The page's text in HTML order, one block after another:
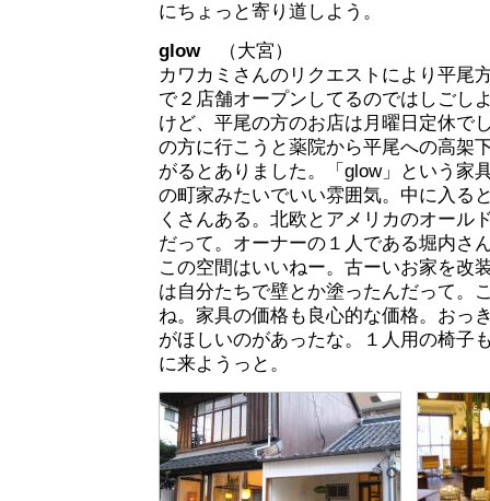
にちょっと寄り道しよう。
glow（大宮）
カワカミさんのリクエストにより平尾
で２店舗オープンしてるのではしごし
けど、平尾の方のお店は月曜日定休で
の方に行こうと薬院から平尾への高架
がるとありました。「glow」という家
の町家みたいでいい雰囲気。中に入る
くさんある。北欧とアメリカのオール
だって。オーナーの１人である堀内さ
この空間はいいねー。古ーいお家を改
は自分たちで壁とか塗ったんだって。
ね。家具の価格も良心的な価格。おっ
がほしいのがあったな。１人用の椅子
に来ようっと。